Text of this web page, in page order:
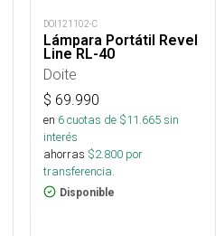
DOI121102-C
Lámpara Portátil Revel
Line RL-40
Doite
$ 69.990
en 6cuotas de $11.665sin
interés
ahorras $2.800 por
transferencia.
Disponible